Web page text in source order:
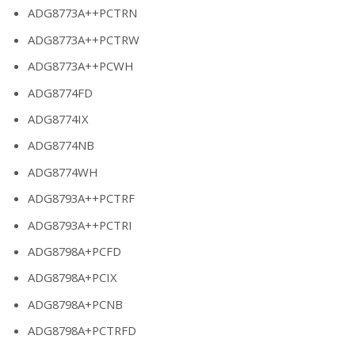
ADG8773A++PCTRN
ADG8773A++PCTRW
ADG8773A++PCWH
ADG8774FD
ADG8774IX
ADG8774NB
ADG8774WH
ADG8793A++PCTRF
ADG8793A++PCTRI
ADG8798A+PCFD
ADG8798A+PCIX
ADG8798A+PCNB
ADG8798A+PCTRFD